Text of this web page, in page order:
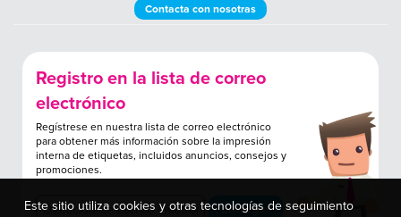
Este sitio utiliza cookies y otras tecnologías de seguimiento
Contacta con nosotras
Registro en la lista de correo
electrónico
Regístrese en nuestra lista de correo electrónico
para obtener más información sobre la impresión
interna de etiquetas, incluidos anuncios, consejos y
promociones.